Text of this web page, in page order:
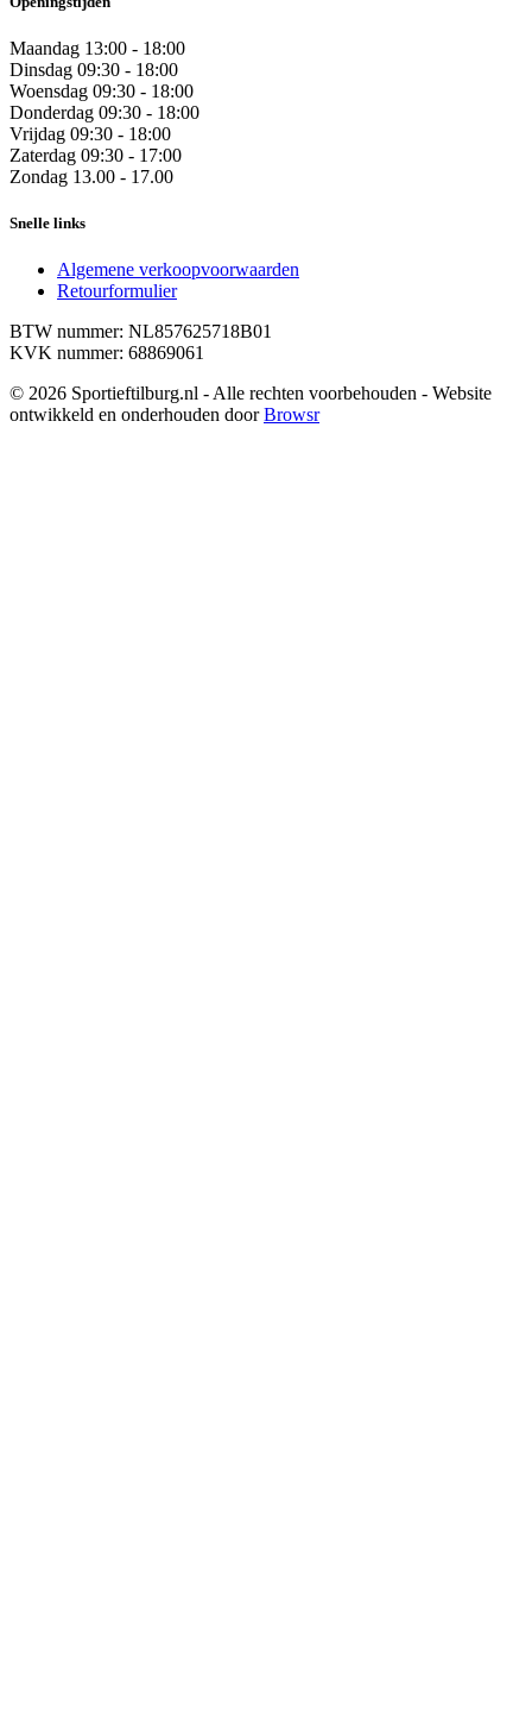
Maandag 13:00 - 18:00
Dinsdag 09:30 - 18:00
Woensdag 09:30 - 18:00
Donderdag 09:30 - 18:00
Vrijdag 09:30 - 18:00
Zaterdag 09:30 - 17:00
Zondag 13.00 - 17.00
Snelle links
Algemene verkoopvoorwaarden
Retourformulier
BTW nummer: NL857625718B01
KVK nummer: 68869061
© 2026 Sportieftilburg.nl - Alle rechten voorbehouden - Website
ontwikkeld en onderhouden doorBrowsr